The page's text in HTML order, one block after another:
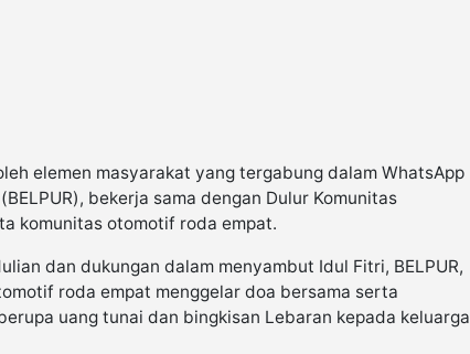
elemen masyarakat yang tergabung dalam WhatsApp
bekerja sama dengan Dulur Komunitas
komunitas otomotif roda empat.
dan dukungan dalam menyambut Idul Fitri, BELPUR,
roda empat menggelar doa bersama serta
uang tunai dan bingkisan Lebaran kepada keluarga